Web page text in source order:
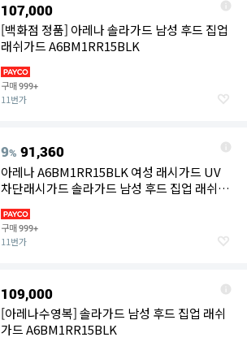
107,000
[백화점 정품] 아레나 솔라가드 남성 후드 집업
래쉬가드 A6BM1RR15BLK
구매999+
11번가
9% 91,360
아레나 A6BM1RR15BLK 여성 래시가드 UV
차단래시가드 솔라가드 남성 후드 집업 래쉬가
구매999+
11번가
109,000
[아레나수영복] 솔라가드 남성 후드 집업 래쉬
가드 A6BM1RR15BLK